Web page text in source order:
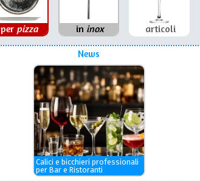
per pizza in inox articoli
News
Calici e bicchieri professionali
per Bar e Ristoranti